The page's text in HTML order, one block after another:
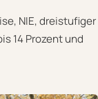
NIE, dreistufiger
14 Prozent und